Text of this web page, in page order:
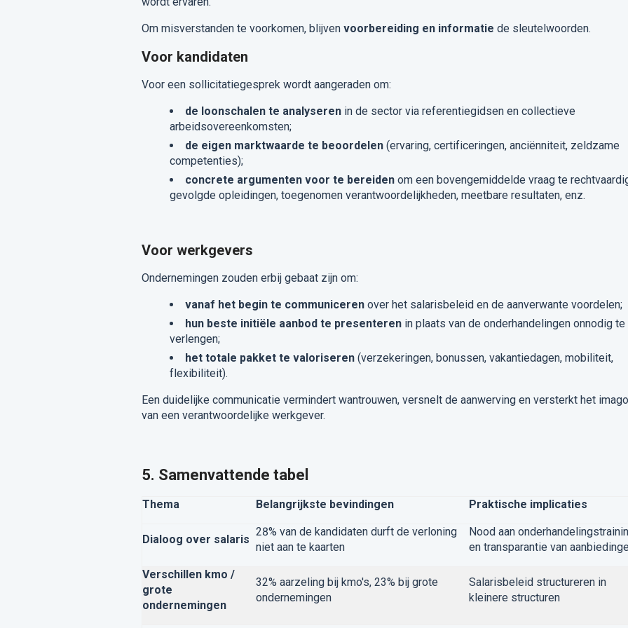
Om misverstanden te voorkomen, blijven voorbereiding en informatie de sleutelwoorden.
Voor kandidaten
Voor een sollicitatiegesprek wordt aangeraden om:
de loonschalen te analyserenin de sector via referentiegidsen en collectieve
arbeidsovereenkomsten;
de eigen marktwaarde te beoordelen(ervaring, certificeringen, anciënniteit, zeldzame
competenties);
concrete argumenten voor te bereidenom een bovengemiddelde vraag te
gevolgde opleidingen, toegenomen verantwoordelijkheden, meetbare resultaten, enz.
Voor werkgevers
Ondernemingen zouden erbij gebaat zijn om:
vanaf het begin te communicerenover het salarisbeleid en de aanverwante voordelen;
hun beste initiële aanbod te presenterenin plaats van de onderhandelingen onnodig te
verlengen;
het totale pakket te valoriseren(verzekeringen, bonussen, vakantiedagen, mobiliteit,
flexibiliteit).
Een duidelijke communicatie vermindert wantrouwen, versnelt de aanwerving en versterkt het imago
van een verantwoordelijke werkgever.
5. Samenvattende tabel
Thema Belangrijkste bevindingen Praktische implicaties
Dialoog over salaris
28% van de kandidaten durft de verloning
niet aan te kaarten
Nood aan
en transparantie van
Verschillen kmo /
grote
ondernemingen
32% aarzeling bij kmo's, 23% bij grote
ondernemingen
Salarisbeleid structureren in
kleinere structuren